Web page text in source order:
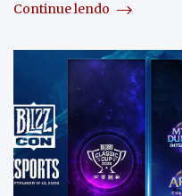
Continue lendo